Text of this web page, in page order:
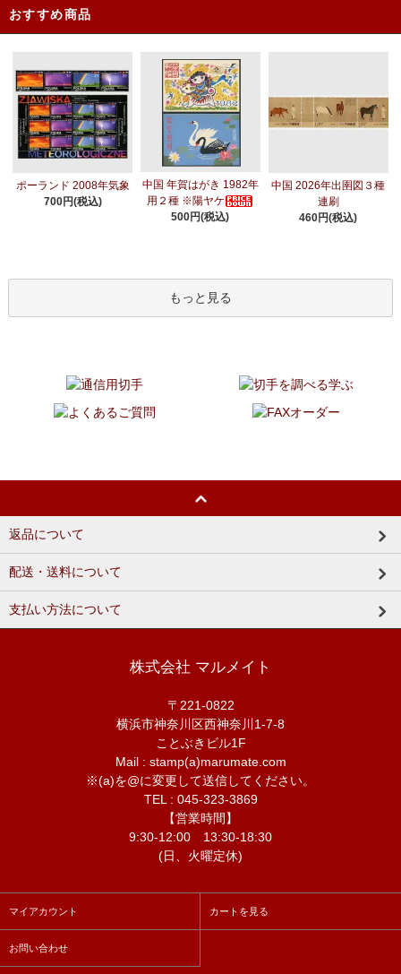
おすすめ商品
ポーランド 2008年気象
700円(税込)
中国 年賀はがき 1982年
用２種 ※陽ヤケ
500円(税込)
中国 2026年出圉図３種
連刷
460円(税込)
もっと見る
返品について
配送・送料について
支払い方法について
株式会社 マルメイト
〒221-0822
横浜市神奈川区西神奈川1-7-8
ことぶきビル1F
Mail : stamp(a)marumate.com
※(a)を@に変更して送信してください。
TEL : 045-323-3869
【営業時間】
9:30-12:00 13:30-18:30
(日、火曜定休)
マイアカウント カートを見る
お問い合わせ